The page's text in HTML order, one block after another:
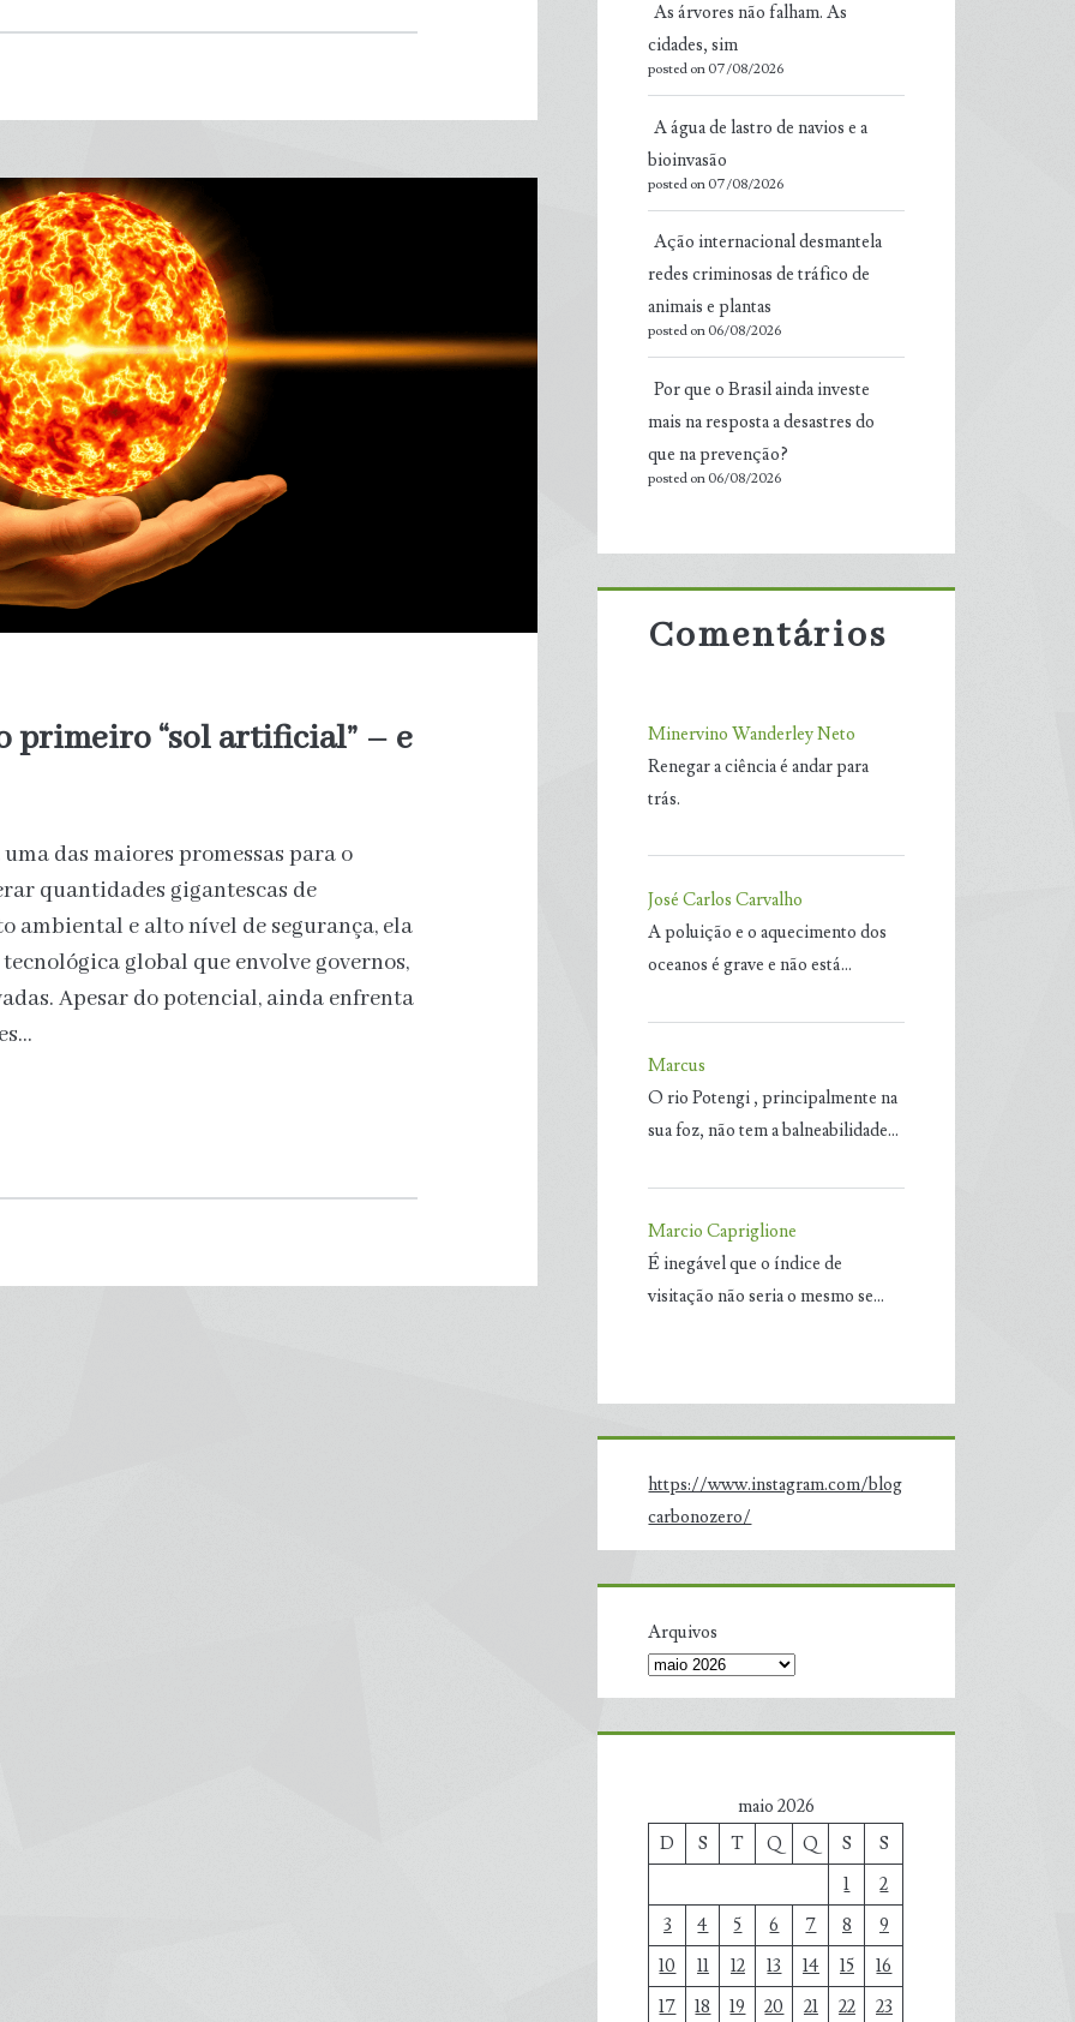
primeiro “sol artificial” – e
das maiores promessas para o
quantidades gigantescas de
ambiental e alto nível de segurança, ela
global que envolve governos,
Apesar do potencial, ainda enfrenta
As árvores não falham. As
cidades, sim
posted on 07/08/2026
A água de lastro de navios e a
bioinvasão
posted on 07/08/2026
Ação internacional desmantela
redes criminosas de tráfico de
animais e plantas
posted on 06/08/2026
Por que o Brasil ainda investe
mais na resposta a desastres do
que na prevenção?
posted on 06/08/2026
Comentários
Minervino Wanderley Neto
Renegar a ciência é andar para
trás.
José Carlos Carvalho
A poluição e o aquecimento dos
oceanos é grave e não está…
Marcus
O rio Potengi , principalmente na
sua foz, não tem a balneabilidade…
Marcio Capriglione
É inegável que o índice de
visitação não seria o mesmo se…
https://www.instagram.com/blog
carbonozero/
Arquivos
maio 2026
D
S T Q Q S
S
1
2
3
4 5 6 7 8
9
10
11 12 13 14 15
16
17
18 19 20 21 22 23